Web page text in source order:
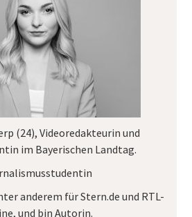
(24), Videoredakteurin und
im Bayerischen Landtag.
anderem fürStern.de und RTL-
, und bin Autorin.